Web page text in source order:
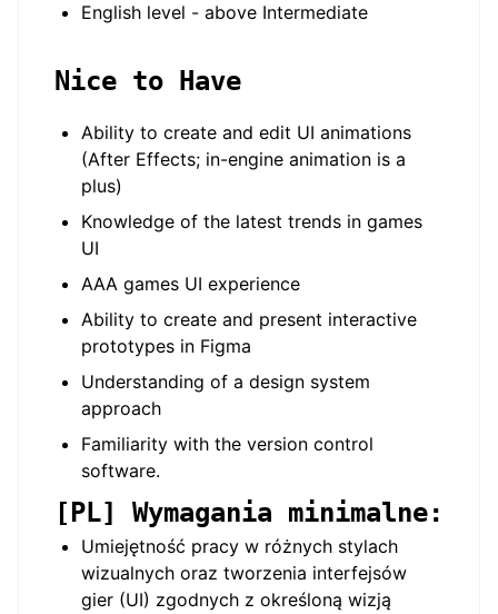
English level - above Intermediate
Nice to Have
Ability to create and edit UI animations
(After Effects; in-engine animation is a
plus)
Knowledge of the latest trends in games
UI
AAA games UI experience
Ability to create and present interactive
prototypes in Figma
Understanding of a design system
approach
Familiarity with the version control
software.
[PL] Wymagania minimalne:
Umiejętność pracy w różnych stylach
wizualnych oraz tworzenia interfejsów
gier (UI) zgodnych z określoną wizją